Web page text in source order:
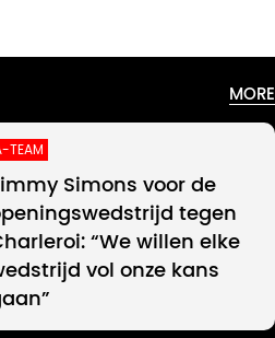
MORE
TEAM
Simons voor de
tegen
“We willen elke
vol onze kans